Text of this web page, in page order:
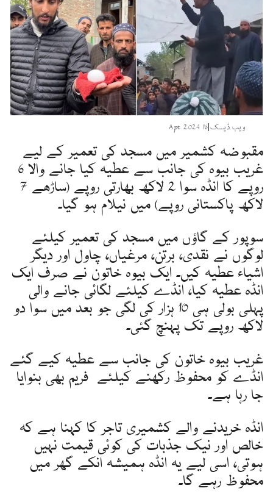
ویب ڈیسک 16 Apr 2024
مقبوضہ کشمیر میں مسجد کی تعمیر کے لیے
غریب بیوہ کی جانب سے عطیہ کیا جانے والا 6
روپے کا انڈہ سوا 2 لاکھ بھارتی روپے (ساڑھے 7
لاکھ پاکستانی روپے) میں نیلام ہو گیا۔
سوپور کے گاؤں میں مسجد کی تعمیر کیلئے
لوگوں نے نقدی، برتن، مرغیاں، چاول اور دیگر
اشیاء عطیہ کیں۔ ایک بیوہ خاتون نے صرف ایک
انڈہ عطیہ کیا، انڈے کیلئے لگائی جانے والی
پہلی بولی ہی 10 ہزار کی لگی جو بعد میں سوا دو
لاکھ روپے تک پہنچ گئی۔
غریب بیوہ خاتون کی جانب سے عطیہ کیے گئے
انڈے کو محفوظ رکھنے کیلئے فریم بھی بنوایا
جا رہا ہے۔
انڈہ خریدنے والے کشمیری تاجر کا کہنا ہے کہ
خالص اور نیک جذبات کی کوئی قیمت نہیں
ہوتی، اسی لیے یہ انڈہ ہمیشہ انکے گھر میں
محفوظ رہے گا۔